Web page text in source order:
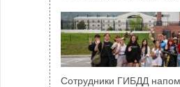
Сотрудники ГИБДД